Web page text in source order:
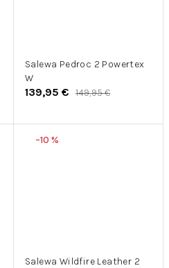
Salewa Pedroc 2 Powertex
W
139,95 € 149,95 €
–10 %
Salewa Wildfire Leather 2